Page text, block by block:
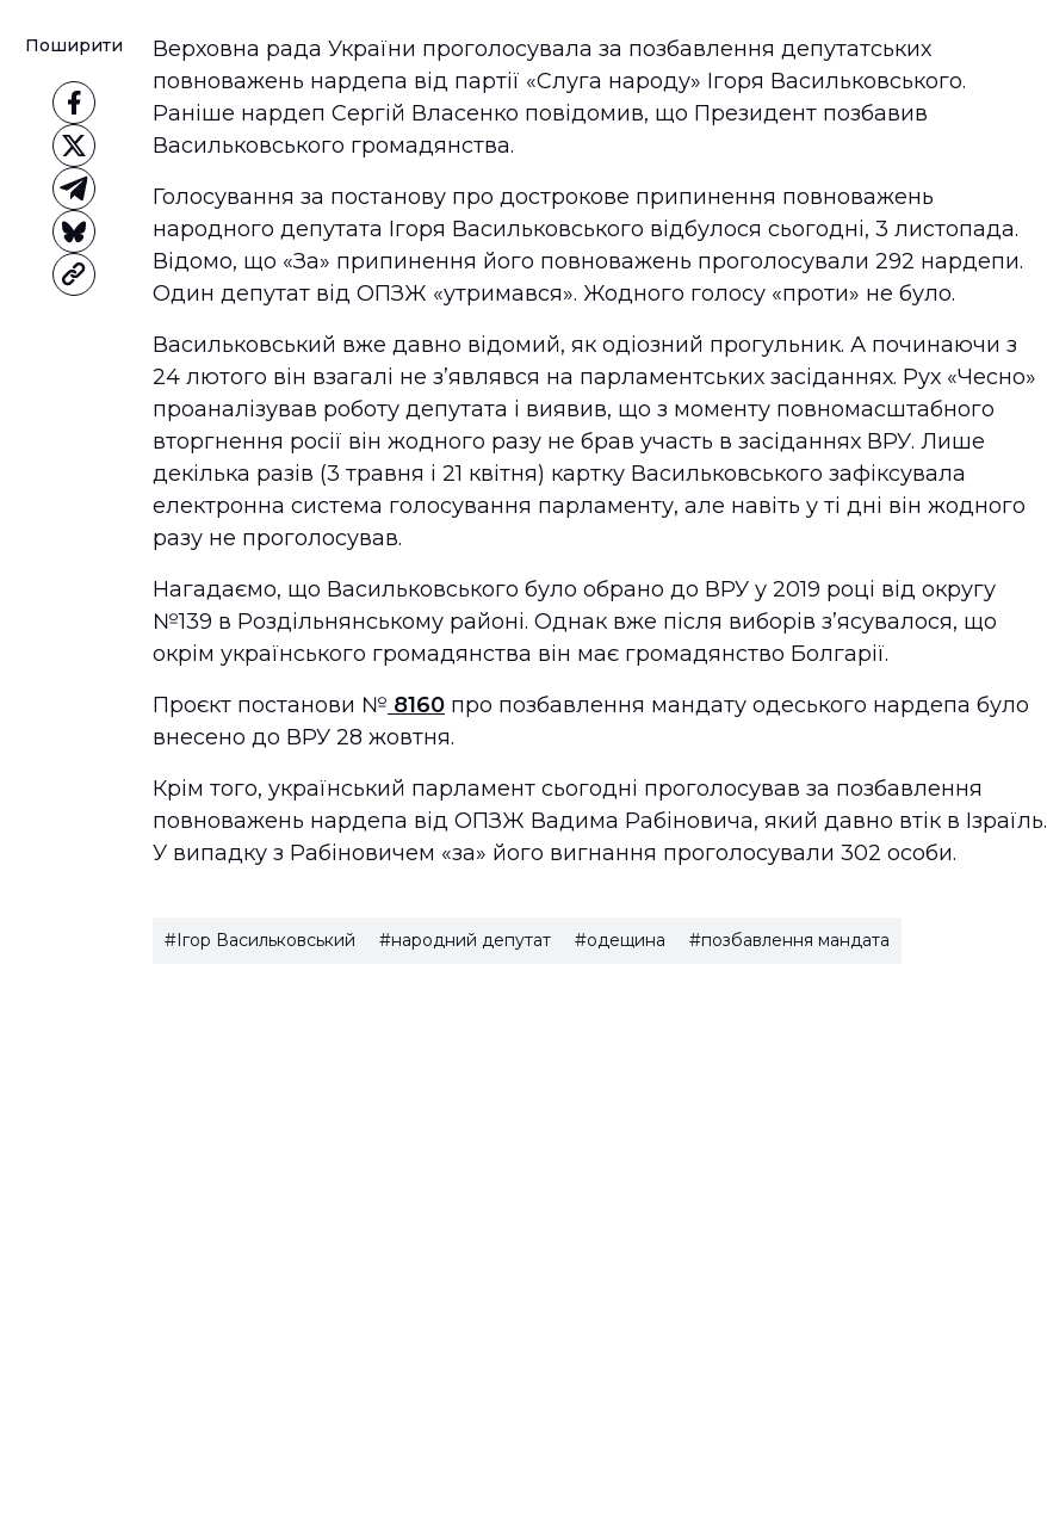
Поширити
Верховна рада України проголосувала за позбавлення депутатських
повноважень нардепа від партії «Слуга народу» Ігоря Васильковського.
Раніше нардеп Сергій Власенко повідомив, що Президент позбавив
Васильковського громадянства.
Голосування за постанову про дострокове припинення повноважень
народного депутата Ігоря Васильковського відбулося сьогодні, 3 листопада.
Відомо, що «За» припинення його повноважень проголосували 292 нардепи.
Один депутат від ОПЗЖ «утримався». Жодного голосу «проти» не було.
Васильковський вже давно відомий, як одіозний прогульник. А починаючи з
24 лютого він взагалі не з’являвся на парламентських засіданнях. Рух «Чесно»
проаналізував роботу депутата і виявив, що з моменту повномасштабного
вторгнення росії він жодного разу не брав участь в засіданнях ВРУ. Лише
декілька разів (3 травня і 21 квітня) картку Васильковського зафіксувала
електронна система голосування парламенту, але навіть у ті дні він жодного
разу не проголосував.
Нагадаємо, що Васильковського було обрано до ВРУ у 2019 році від округу
№139 в Роздільнянському районі. Однак вже після виборів з’ясувалося, що
окрім українського громадянства він має громадянство Болгарії.
Проєкт постанови № 8160 про позбавлення мандату одеського нардепа було
внесено до ВРУ 28 жовтня.
Крім того, український парламент сьогодні проголосував за позбавлення
повноважень нардепа від ОПЗЖ Вадима Рабіновича, який давно втік в Ізраїль.
У випадку з Рабіновичем «за» його вигнання проголосували 302 особи.
#Ігор Васильковський #народний депутат #одещина #позбавлення мандата